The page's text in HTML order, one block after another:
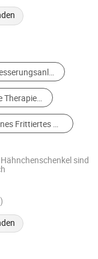
Hautverbesserungsanlage
Physikalische Therapie Ausrüstung
Gefrorenes Frittiertes Essen
sind